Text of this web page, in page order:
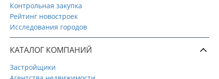
Контрольная закупка
Рейтинг новостроек
Исследования городов
КАТАЛОГ КОМПАНИЙ
Застройщики